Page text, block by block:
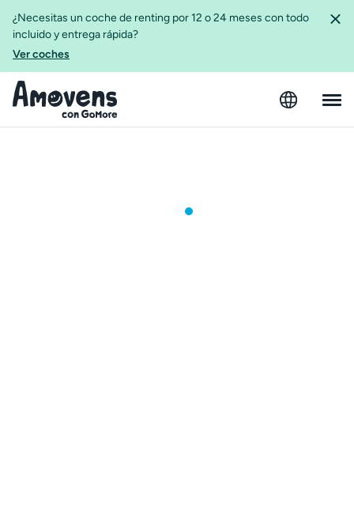
¿Necesitas un coche de renting por 12 o 24 meses con todo
incluido y entrega rápida?
Ver coches